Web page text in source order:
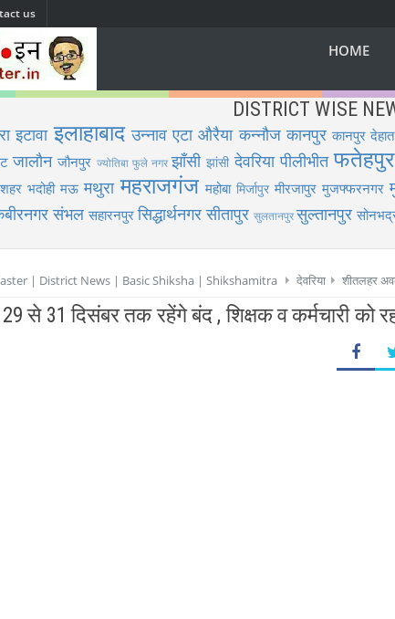
us
HOME
DISTRICT WISE
इटावा इलाहाबाद उन्नाव एटा औरैया कन्नौज कानपुर कानपुर देहात
जालौन जौनपुर ज्योतिबा फुले नगर झाँसी झांसी देवरिया पीलीभीत फतेहपुर
भदोही मऊ मथुरा महराजगंज महोबा मिर्जापुर मीरजापुर मुजफ्फरनगर
संभल सहारनपुर सिद्धार्थनगर सीतापुर सुलतानपुरसुल्तानपुर
| District News | Basic Shiksha | Shikshamitra देवरिया शीतलहर
से 31 दिसंबर तक रहेंगे बंद , शिक्षक व कर्मचारी को